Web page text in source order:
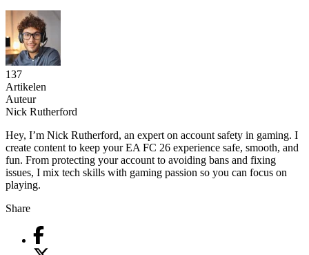
137
Artikelen
Auteur
Nick Rutherford
Hey, I’m Nick Rutherford, an expert on account safety in gaming. I
create content to keep your EA FC 26 experience safe, smooth, and
fun. From protecting your account to avoiding bans and fixing
issues, I mix tech skills with gaming passion so you can focus on
playing.
Share